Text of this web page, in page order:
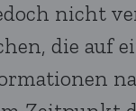
nicht
die auf